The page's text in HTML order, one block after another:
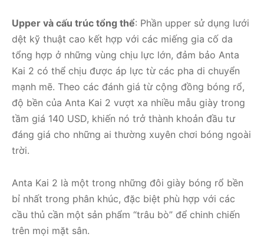
Upper và cấu trúc tổng thể: Phần upper sử dụng lưới
dệt kỹ thuật cao kết hợp với các miếng gia cố da
tổng hợp ở những vùng chịu lực lớn, đảm bảo Anta
Kai 2 có thể chịu được áp lực từ các pha di chuyển
mạnh mẽ. Theo các đánh giá từ cộng đồng bóng rổ,
độ bền của Anta Kai 2 vượt xa nhiều mẫu giày trong
tầm giá 140 USD, khiến nó trở thành khoản đầu tư
đáng giá cho những ai thường xuyên chơi bóng ngoài
trời.
Anta Kai 2 là một trong những đôi giày bóng rổ bền
bỉ nhất trong phân khúc, đặc biệt phù hợp với các
cầu thủ cần một sản phẩm “trâu bò” để chinh chiến
trên mọi mặt sân.